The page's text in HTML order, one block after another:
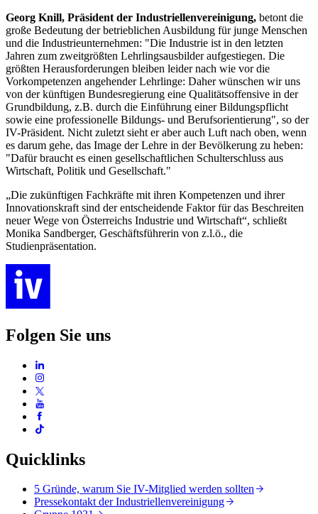
Georg Knill, Präsident der Industriellenvereinigung, betont die
große Bedeutung der betrieblichen Ausbildung für junge Menschen
und die Industrieunternehmen: "Die Industrie ist in den letzten
Jahren zum zweitgrößten Lehrlingsausbilder aufgestiegen. Die
größten Herausforderungen bleiben leider nach wie vor die
Vorkompetenzen angehender Lehrlinge: Daher wünschen wir uns
von der künftigen Bundesregierung eine Qualitätsoffensive in der
Grundbildung, z.B. durch die Einführung einer Bildungspflicht
sowie eine professionelle Bildungs- und Berufsorientierung", so der
IV-Präsident. Nicht zuletzt sieht er aber auch Luft nach oben, wenn
es darum gehe, das Image der Lehre in der Bevölkerung zu heben:
"Dafür braucht es einen gesellschaftlichen Schulterschluss aus
Wirtschaft, Politik und Gesellschaft."
„Die zukünftigen Fachkräfte mit ihren Kompetenzen und ihrer
Innovationskraft sind der entscheidende Faktor für das Beschreiten
neuer Wege von Österreichs Industrie und Wirtschaft“, schließt
Monika Sandberger, Geschäftsführerin von z.l.ö., die
Studienpräsentation.
Folgen Sie uns
Quicklinks
5 Gründe, warum Sie IV-Mitglied werden sollten
Pressekontakt der Industriellenvereinigung